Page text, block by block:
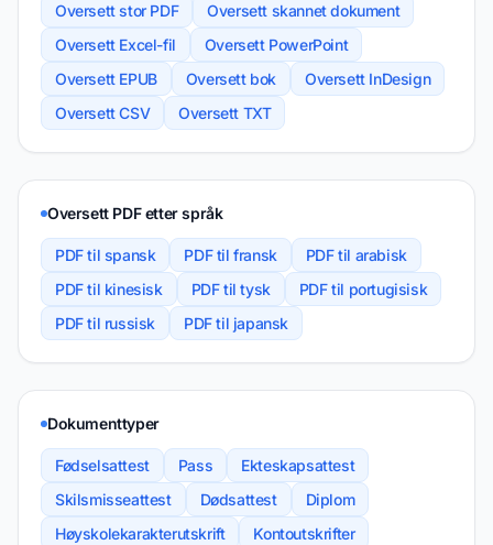
Oversett stor PDF
Oversett skannet dokument
Oversett Excel-fil
Oversett PowerPoint
Oversett EPUB
Oversett bok
Oversett InDesign
Oversett CSV
Oversett TXT
Oversett PDF etter språk
PDF til spansk PDF til fransk
PDF til arabisk
PDF til kinesisk
PDF til tysk
PDF til portugisisk
PDF til russisk
PDF til japansk
Dokumenttyper
Fødselsattest Pass
Ekteskapsattest
Skilsmisseattest
Dødsattest
Diplom
Høyskolekarakterutskrift
Kontoutskrifter